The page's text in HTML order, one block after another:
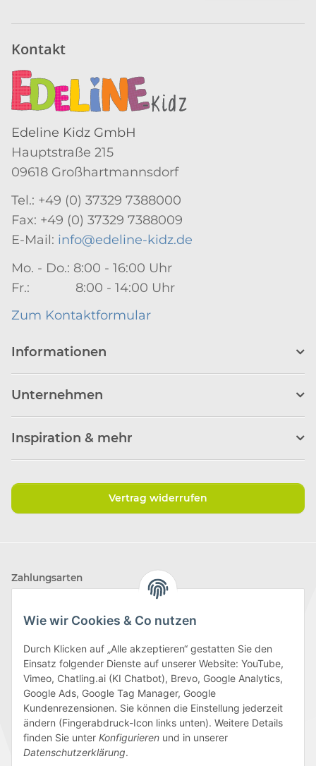
Wie wir Cookies & Co nutzen
Durch Klicken auf „Alle akzeptieren“ gestatten Sie den
Einsatz folgender Dienste auf unserer Website: YouTube,
Vimeo, Chatling.ai (KI Chatbot), Brevo, Google Analytics,
Google Ads, Google Tag Manager, Google
Kundenrezensionen. Sie können die Einstellung jederzeit
ändern (Fingerabdruck-Icon links unten). Weitere Details
finden Sie unter Konfigurieren und in unserer
Datenschutzerklärung.
Kontakt
Edeline Kidz GmbH
Hauptstraße 215
09618 Großhartmannsdorf
Tel.: +49 (0) 37329 7388000
Fax: +49 (0) 37329 7388009
E-Mail: info@edeline-kidz.de
Mo. - Do.: 8:00 - 16:00 Uhr
Fr.: 8:00 - 14:00 Uhr
Zum Kontaktformular
Informationen
Unternehmen
Inspiration & mehr
Vertrag widerrufen
Zahlungsarten
Wir versenden mit
Folge uns